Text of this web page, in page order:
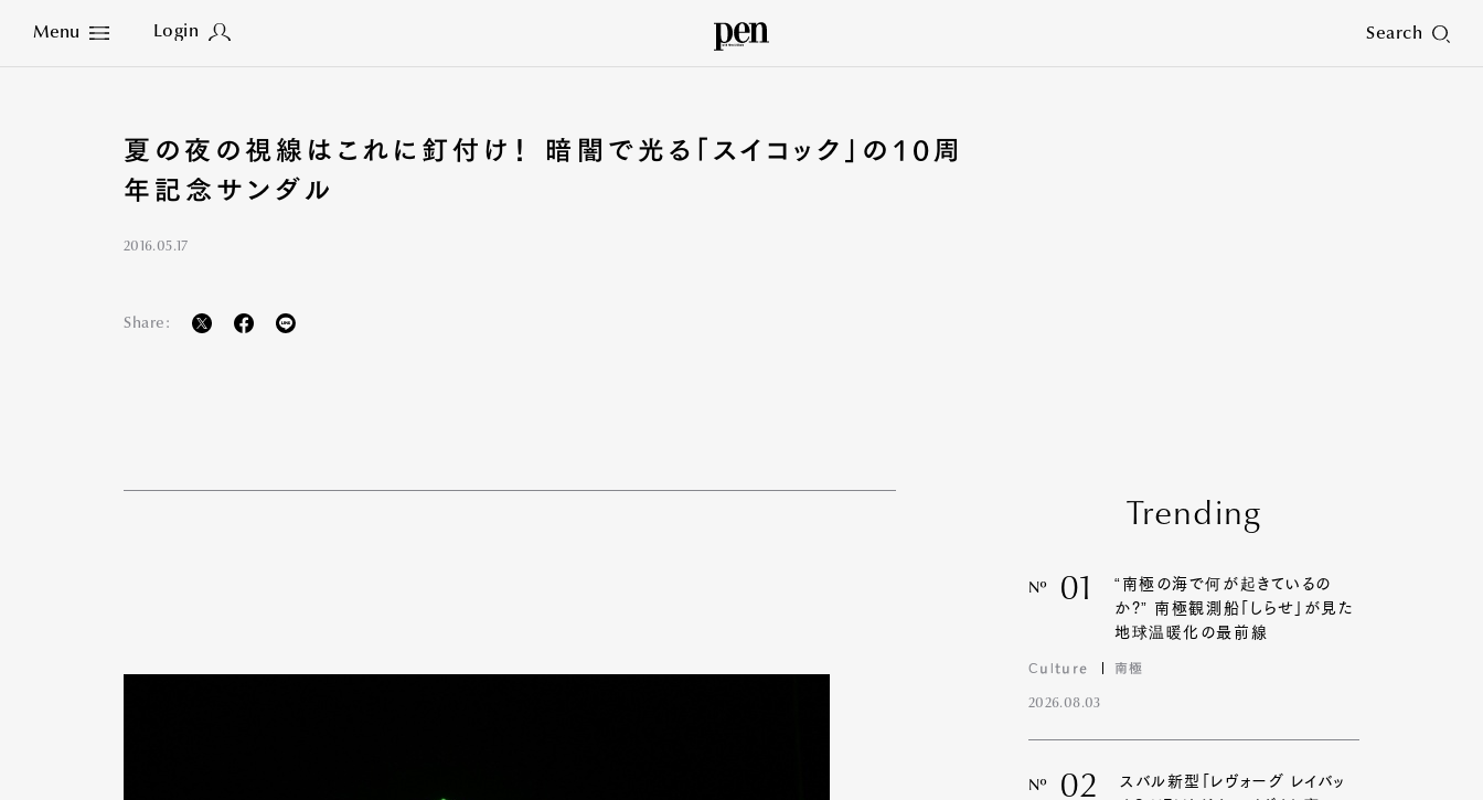
Menu Login Search
Close
夏の夜の視線はこれに釘付け！ 暗闇で光る「スイコック」の10周
年記念サンダル
2016.05.17
Share:
Trending
Nº 01
“南極の海で何が起きているの
か?” 南極観測船「しらせ」が見た
地球温暖化の最前線
Culture 南極
2026.08.03
Nº 02
スバル新型「レヴォーグ レイバッ